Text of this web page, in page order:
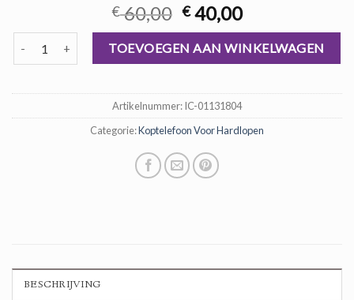
€60,00 Oorspronkelijke
prijs
was:
€ 60,00.
€40,00Huidige
prijs
is:
€ 40,00.
koptelefoon voor hardlopen aantalTOEVOEGEN AAN WINKELWAGEN
Artikelnummer:IC-01131804
Categorie:Koptelefoon Voor Hardlopen
BESCHRIJVING